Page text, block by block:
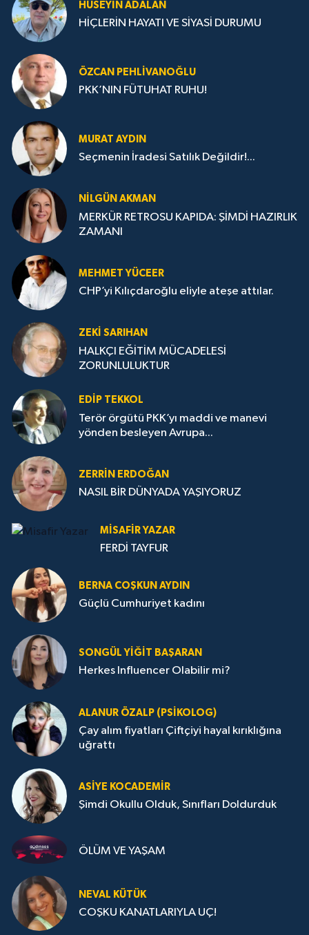
HÜSEYIN ADALAN
HİÇLERİN HAYATI VE SİYASİ DURUMU
ÖZCAN PEHLIVANOĞLU
PKK’NIN FÜTUHAT RUHU!
MURAT AYDIN
Seçmenin İradesi Satılık Değildir!...
NILGÜN AKMAN
MERKÜR RETROSU KAPIDA: ŞİMDİ HAZIRLIK
ZAMANI
MEHMET YÜCEER
CHP’yi Kılıçdaroğlu eliyle ateşe attılar.
ZEKI SARIHAN
HALKÇI EĞİTİM MÜCADELESİ
ZORUNLULUKTUR
EDIP TEKKOL
Terör örgütü PKK’yı maddi ve manevi
yönden besleyen Avrupa...
ZERRIN ERDOĞAN
NASIL BİR DÜNYADA YAŞIYORUZ
MISAFIR YAZAR
FERDİ TAYFUR
BERNA COŞKUN AYDIN
Güçlü Cumhuriyet kadını
SONGÜL YIĞIT BAŞARAN
Herkes Influencer Olabilir mi?
ALANUR ÖZALP (PSIKOLOG)
Çay alım fiyatları Çiftçiyi hayal kırıklığına
uğrattı
ASIYE KOCADEMİR
Şimdi Okullu Olduk, Sınıfları Doldurduk
ÖLÜM VE YAŞAM
NEVAL KÜTÜK
COŞKU KANATLARIYLA UÇ!